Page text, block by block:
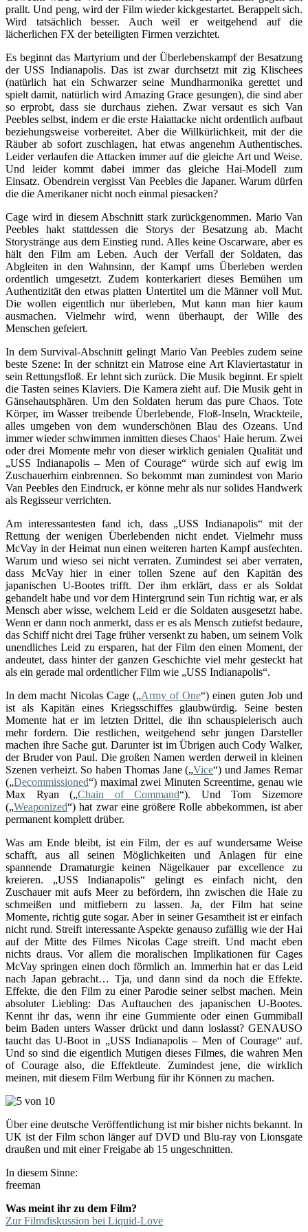
prallt. Und peng, wird der Film wieder kickgestartet. Berappelt sich.
Wird tatsächlich besser. Auch weil er weitgehend auf die
lächerlichen FX der beteiligten Firmen verzichtet.
Es beginnt das Martyrium und der Überlebenskampf der Besatzung
der USS Indianapolis. Das ist zwar durchsetzt mit zig Klischees
(natürlich hat ein Schwarzer seine Mundharmonika gerettet und
spielt damit, natürlich wird Amazing Grace gesungen), die sind aber
so erprobt, dass sie durchaus ziehen. Zwar versaut es sich Van
Peebles selbst, indem er die erste Haiattacke nicht ordentlich aufbaut
beziehungsweise vorbereitet. Aber die Willkürlichkeit, mit der die
Räuber ab sofort zuschlagen, hat etwas angenehm Authentisches.
Leider verlaufen die Attacken immer auf die gleiche Art und Weise.
Und leider kommt dabei immer das gleiche Hai-Modell zum
Einsatz. Obendrein vergisst Van Peebles die Japaner. Warum dürfen
die die Amerikaner nicht noch einmal piesacken?
Cage wird in diesem Abschnitt stark zurückgenommen. Mario Van
Peebles hakt stattdessen die Storys der Besatzung ab. Macht
Storystränge aus dem Einstieg rund. Alles keine Oscarware, aber es
hält den Film am Leben. Auch der Verfall der Soldaten, das
Abgleiten in den Wahnsinn, der Kampf ums Überleben werden
ordentlich umgesetzt. Zudem konterkariert dieses Bemühen um
Authentizität den etwas platten Untertitel um die Männer voll Mut.
Die wollen eigentlich nur überleben, Mut kann man hier kaum
ausmachen. Vielmehr wird, wenn überhaupt, der Wille des
Menschen gefeiert.
In dem Survival-Abschnitt gelingt Mario Van Peebles zudem seine
beste Szene: In der schnitzt ein Matrose eine Art Klaviertastatur in
sein Rettungsfloß. Er lehnt sich zurück. Die Musik beginnt. Er spielt
die Tasten seines Klaviers. Die Kamera zieht auf. Die Musik geht in
Gänsehautsphären. Um den Soldaten herum das pure Chaos. Tote
Körper, im Wasser treibende Überlebende, Floß-Inseln, Wrackteile,
alles umgeben von dem wunderschönen Blau des Ozeans. Und
immer wieder schwimmen inmitten dieses Chaos‘ Haie herum. Zwei
oder drei Momente mehr von dieser wirklich genialen Qualität und
„USS Indianapolis – Men of Courage“ würde sich auf ewig im
Zuschauerhirn einbrennen. So bekommt man zumindest von Mario
Van Peebles den Eindruck, er könne mehr als nur solides Handwerk
als Regisseur verrichten.
Am interessantesten fand ich, dass „USS Indianapolis“ mit der
Rettung der wenigen Überlebenden nicht endet. Vielmehr muss
McVay in der Heimat nun einen weiteren harten Kampf ausfechten.
Warum und wieso sei nicht verraten. Zumindest sei aber verraten,
dass McVay hier in einer tollen Szene auf den Kapitän des
japanischen U-Bootes trifft. Der ihm erklärt, dass er als Soldat
gehandelt habe und vor dem Hintergrund sein Tun richtig war, er als
Mensch aber wisse, welchem Leid er die Soldaten ausgesetzt habe.
Wenn er dann noch anmerkt, dass er es als Mensch zutiefst bedaure,
das Schiff nicht drei Tage früher versenkt zu haben, um seinem Volk
unendliches Leid zu ersparen, hat der Film den einen Moment, der
andeutet, dass hinter der ganzen Geschichte viel mehr gesteckt hat
als ein gerade mal ordentlicher Film wie „USS Indianapolis“.
In dem macht Nicolas Cage („Army of One“) einen guten Job und
ist als Kapitän eines Kriegsschiffes glaubwürdig. Seine besten
Momente hat er im letzten Drittel, die ihn schauspielerisch auch
mehr fordern. Die restlichen, weitgehend sehr jungen Darsteller
machen ihre Sache gut. Darunter ist im Übrigen auch Cody Walker,
der Bruder von Paul. Die großen Namen werden derweil in kleinen
Szenen verheizt. So haben Thomas Jane („Vice“) und James Remar
(„Decommissioned“) maximal zwei Minuten Screentime, genau wie
Max Ryan („Chain of Command“). Und Tom Sizemore
(„Weaponized“) hat zwar eine größere Rolle abbekommen, ist aber
permanent komplett drüber.
Was am Ende bleibt, ist ein Film, der es auf wundersame Weise
schafft, aus all seinen Möglichkeiten und Anlagen für eine
spannende Dramaturgie keinen Nägelkauer par excellence zu
kreieren. „USS Indianapolis“ gelingt es einfach nicht, den
Zuschauer mit aufs Meer zu befördern, ihn zwischen die Haie zu
schmeißen und mitfiebern zu lassen. Ja, der Film hat seine
Momente, richtig gute sogar. Aber in seiner Gesamtheit ist er einfach
nicht rund. Streift interessante Aspekte genauso zufällig wie der Hai
auf der Mitte des Filmes Nicolas Cage streift. Und macht eben
nichts draus. Vor allem die moralischen Implikationen für Cages
McVay springen einen doch förmlich an. Immerhin hat er das Leid
nach Japan gebracht… Tja, und dann sind da noch die Effekte.
Effekte, die den Film zu einer Parodie seiner selbst machen. Mein
absoluter Liebling: Das Auftauchen des japanischen U-Bootes.
Kennt ihr das, wenn ihr eine Gummiente oder einen Gummiball
beim Baden unters Wasser drückt und dann loslasst? GENAUSO
taucht das U-Boot in „USS Indianapolis – Men of Courage“ auf.
Und so sind die eigentlich Mutigen dieses Filmes, die wahren Men
of Courage also, die Effektleute. Zumindest jene, die wirklich
meinen, mit diesem Film Werbung für ihr Können zu machen.
Über eine deutsche Veröffentlichung ist mir bisher nichts bekannt. In
UK ist der Film schon länger auf DVD und Blu-ray von Lionsgate
draußen und mit einer Freigabe ab 15 ungeschnitten.
In diesem Sinne:
freeman
Was meint ihr zu dem Film?
Zur Filmdiskussion bei Liquid-Love